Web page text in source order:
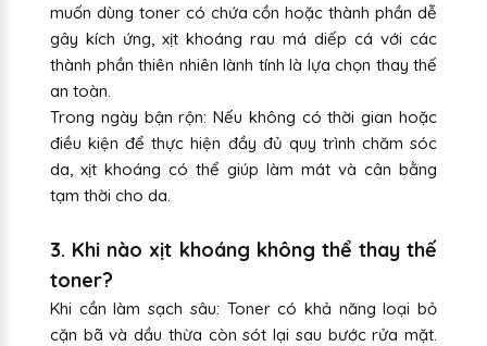
muốn dùng toner có chứa cồn hoặc thành phần dễ
gây kích ứng, xịt khoáng rau má diếp cá với các
thành phần thiên nhiên lành tính là lựa chọn thay thế
an toàn.
Trong ngày bận rộn: Nếu không có thời gian hoặc
điều kiện để thực hiện đầy đủ quy trình chăm sóc
da, xịt khoáng có thể giúp làm mát và cân bằng
tạm thời cho da.
3. Khi nào xịt khoáng không thể thay thế
toner?
Khi cần làm sạch sâu: Toner có khả năng loại bỏ
cặn bã và dầu thừa còn sót lại sau bước rửa mặt.